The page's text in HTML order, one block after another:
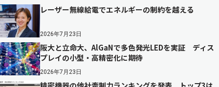
レーザー無線給電でエネルギーの制約を越える
2026年7月23日
阪大と立命大、AlGaNで多色発光LEDを実証 ディス
プレイの小型・高精密化に期待
2026年7月23日